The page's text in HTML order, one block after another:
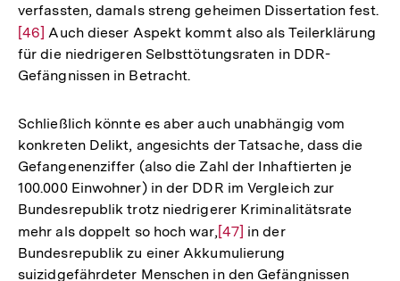
verfassten, damals streng geheimen Dissertation fest.
[46] Auch dieser Aspekt kommt also als Teilerklärung
für die niedrigeren Selbsttötungsraten in DDR-
Gefängnissen in Betracht.
Schließlich könnte es aber auch unabhängig vom
konkreten Delikt, angesichts der Tatsache, dass die
Gefangenenziffer (also die Zahl der Inhaftierten je
100.000 Einwohner) in der DDR im Vergleich zur
Bundesrepublik trotz niedrigerer Kriminalitätsrate
mehr als doppelt so hoch war,Zur
Auflösung
der
[47] in der
Bundesrepublik zu einer Akkumulierung
suizidgefährdeter Menschen in den Gefängnissen